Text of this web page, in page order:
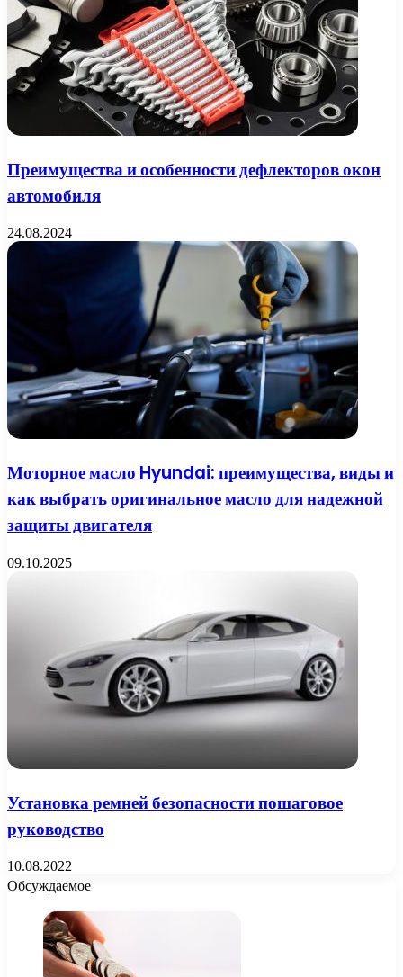
Преимущества и особенности дефлекторов окон
автомобиля
24.08.2024
Моторное масло Hyundai: преимущества, виды и
как выбрать оригинальное масло для надежной
защиты двигателя
09.10.2025
Установка ремней безопасности пошаговое
руководство
10.08.2022
Обсуждаемое